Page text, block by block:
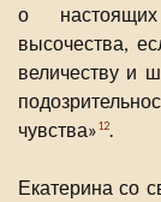
о
высочества,
величеству и
чувства»12
Екатерина со